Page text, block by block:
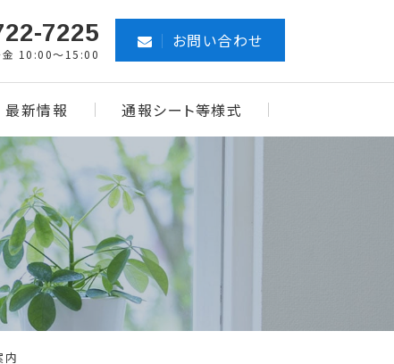
7225
金 10:00～15:00
お問い合わせ
最新情報 通報シート等様式
内